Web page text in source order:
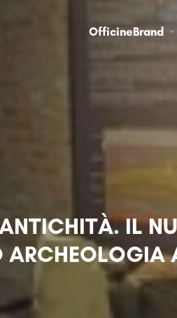
OfficineBrand
IL
ARCHEOLOGIA